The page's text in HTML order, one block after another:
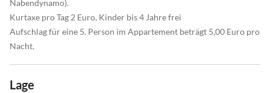
Nabendynamo).
Kurtaxe pro Tag 2 Euro, Kinder bis 4 Jahre frei
Aufschlag für eine 5. Person im Appartement beträgt 5,00 Euro pro
Nacht.
Lage